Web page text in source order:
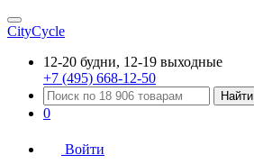
CityCycle
12-20 будни, 12-19 выходные
+7 (495) 668-12-50
Найти
0
Войти